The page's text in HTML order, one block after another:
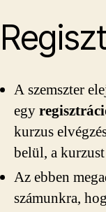
A szemszter
egy
kurzus
belül, a kurzust
Az ebben
számunkra,